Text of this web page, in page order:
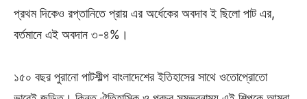
প্রথম দিকেও রপ্তানিতে প্রায় এর অর্ধেকের অবদাব ই ছিলো পাট এর,
বর্তমানে এই অবদান ৩-৪%।
১৫০ বছর পুরানো পাটশীল্প বাংলাদেশের ইতিহাসের সাথে ওতোপ্রোতো